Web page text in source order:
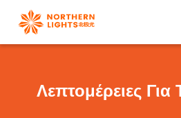
Λεπτομέρειες Για